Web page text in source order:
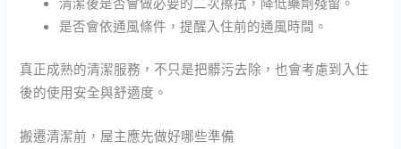
是否會依通風條件，提醒入住前的通風時間。
真正成熟的清潔服務，不只是把髒污去除，也會考慮到入住
後的使用安全與舒適度。
搬遷清潔前，屋主應先做好哪些準備